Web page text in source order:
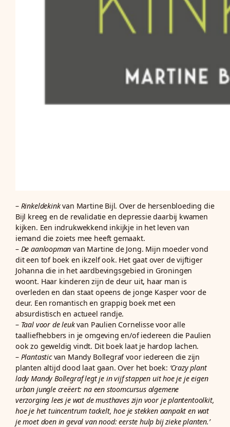
– Rinkeldekinkvan Martine Bijl. Over de hersenbloeding die
Bijl kreeg en de revalidatie en depressie daarbij kwamen
kijken. Een indrukwekkend inkijkje in het leven van
iemand die zoiets mee heeft gemaakt.
– De aanloopman van Martine de Jong. Mijn moeder vond
dit een tof boek en ikzelf ook. Het gaat over de vijftiger
Johanna die in het aardbevingsgebied in Groningen
woont. Haar kinderen zijn de deur uit, haar man is
overleden en dan staat opeens de jonge Kasper voor de
deur. Een romantisch en grappig boek met een
absurdistisch en actueel randje.
– Taal voor de leukvan Paulien Cornelisse voor alle
taalliefhebbers in je omgeving en/of iedereen die Paulien
ook zo geweldig vindt. Dit boek laat je hardop lachen.
– Plantasticvan Mandy Bollegraf voor iedereen die zijn
planten altijd dood laat gaan. Over het boek: ‘Crazy plant
lady Mandy Bollegraf legt je in vijf stappen uit hoe je je eigen
urban jungle creëert: na een stoomcursus algemene
verzorging lees je wat de musthaves zijn voor je plantentoolkit,
hoe je het tuincentrum tackelt, hoe je stekken aanpakt en wat
je moet doen in geval van nood: eerste hulp bij zieke planten.’